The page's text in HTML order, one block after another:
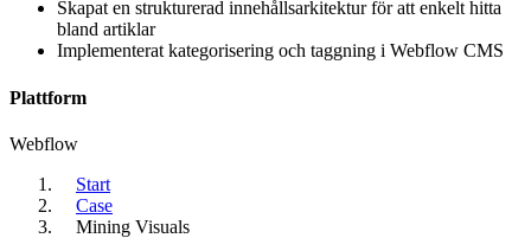
Skapat en strukturerad innehållsarkitektur för att enkelt hitta
bland artiklar
Implementerat kategorisering och taggning i Webflow CMS
Plattform
Webflow
Start
Case
Mining Visuals